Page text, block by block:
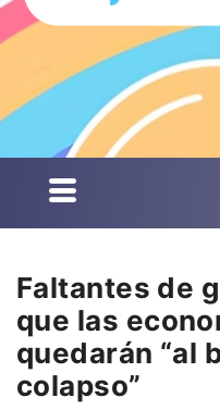
Faltantes de
que las
quedarán “al
colapso”